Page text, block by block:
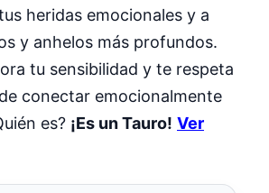
heridas emocionales y a
y anhelos más profundos.
tu sensibilidad y te respeta
conectar emocionalmente
es? ¡Es un Tauro! Ver